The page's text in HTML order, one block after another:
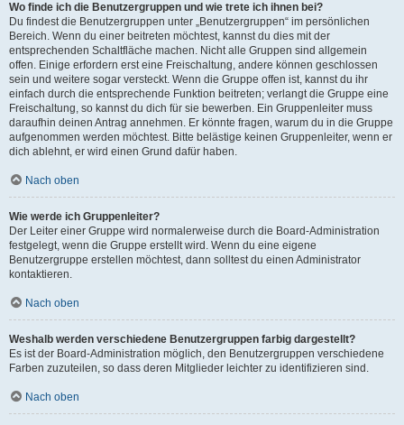
Wo finde ich die Benutzergruppen und wie trete ich ihnen bei?
Du findest die Benutzergruppen unter „Benutzergruppen“ im persönlichen
Bereich. Wenn du einer beitreten möchtest, kannst du dies mit der
entsprechenden Schaltfläche machen. Nicht alle Gruppen sind allgemein
offen. Einige erfordern erst eine Freischaltung, andere können geschlossen
sein und weitere sogar versteckt. Wenn die Gruppe offen ist, kannst du ihr
einfach durch die entsprechende Funktion beitreten; verlangt die Gruppe eine
Freischaltung, so kannst du dich für sie bewerben. Ein Gruppenleiter muss
daraufhin deinen Antrag annehmen. Er könnte fragen, warum du in die Gruppe
aufgenommen werden möchtest. Bitte belästige keinen Gruppenleiter, wenn er
dich ablehnt, er wird einen Grund dafür haben.
Nach oben
Wie werde ich Gruppenleiter?
Der Leiter einer Gruppe wird normalerweise durch die Board-Administration
festgelegt, wenn die Gruppe erstellt wird. Wenn du eine eigene
Benutzergruppe erstellen möchtest, dann solltest du einen Administrator
kontaktieren.
Nach oben
Weshalb werden verschiedene Benutzergruppen farbig dargestellt?
Es ist der Board-Administration möglich, den Benutzergruppen verschiedene
Farben zuzuteilen, so dass deren Mitglieder leichter zu identifizieren sind.
Nach oben